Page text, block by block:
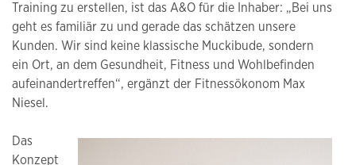
Training zu erstellen, ist das A&O für die Inhaber: „Bei uns
geht es familiär zu und gerade das schätzen unsere
Kunden. Wir sind keine klassische Muckibude, sondern
ein Ort, an dem Gesundheit, Fitness und Wohlbefinden
aufeinandertreffen“, ergänzt der Fitnessökonom Max
Niesel.
Das
Konzept